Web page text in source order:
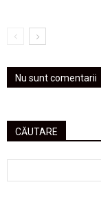
Nu sunt comentarii
CĂUTARE